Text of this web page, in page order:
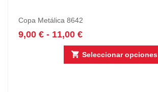
Copa Metálica 8642
9,00 € - 11,00 €
Seleccionar opciones